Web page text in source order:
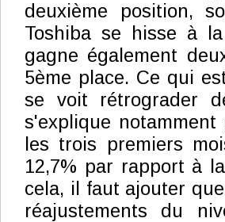
deuxième position,
Toshiba se hisse à
gagne également
5ème place. Ce qui
se voit rétrograder
s'explique
les trois premiers
12,7% par rapport à
cela, il faut ajouter
réajustements du